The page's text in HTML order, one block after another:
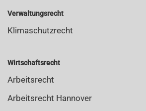
Verwaltungsrecht
Klimaschutzrecht
Wirtschaftsrecht
Arbeitsrecht
Arbeitsrecht Hannover